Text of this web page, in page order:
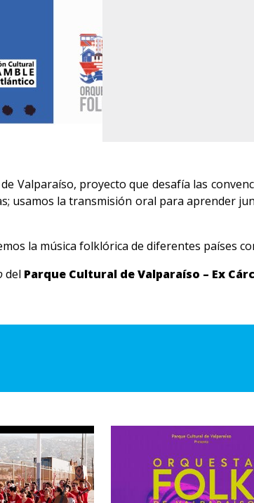
Valparaíso, proyecto que desafía las
usamos la transmisión oral para aprender
la música folklórica de diferentes países
del Parque Cultural de Valparaíso – Ex